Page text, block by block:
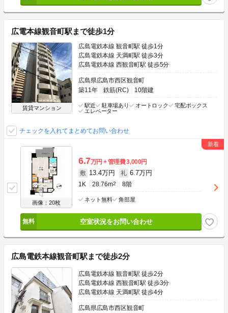
広電本線観音町駅まで徒歩1分
賃貸マンション
広島電鉄本線 観音町駅 徒歩1分
広島電鉄本線 天満町駅 徒歩3分
広島電鉄本線 西観音町駅 徒歩5分
広島県広島市西区観音町
築11年
鉄筋(RC) 10階建
駅近 駐車場あり オートロック
宅配ボックス
エレベーター
チェックを入れてまとめてお問い合わせ
画像：20枚
6.7万円 管理費3,000円
敷 13.4万円 礼 6.7万円
1K 28.76m2 8階
ネット無料 角部屋
空室状況をお問い合わせ
広島電鉄本線観音町駅まで徒歩2分
広島電鉄本線 観音町駅 徒歩2分
広島電鉄本線 西観音町駅 徒歩3分
広島電鉄本線 天満町駅 徒歩4分
広島県広島市西区観音町